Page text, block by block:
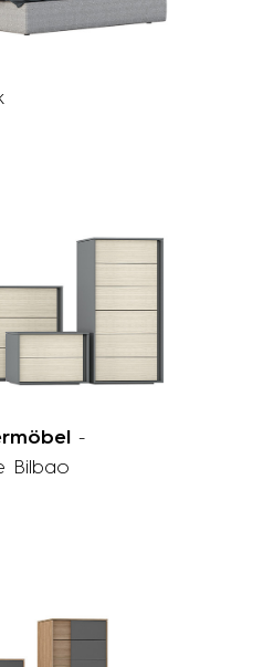
-
Bilbao